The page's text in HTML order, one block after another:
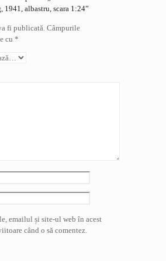
albastru, scara 1:24”
fi publicată. Câmpurile
cu *
emailul și site-ul web în acest
când o să comentez.